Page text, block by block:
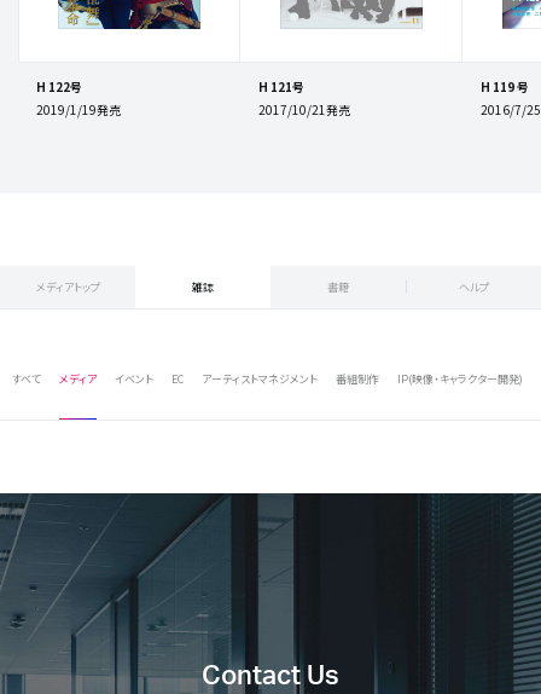
H 122号
2019/1/19発売
H 121号
2017/10/21発売
H 119 号
2016/7/
メディアトップ 雑誌 書籍 ヘルプ
すべて メディア イベント EC アーティストマネジメント 番組制作 IP(映像・キャラクター開発)
Contact Us